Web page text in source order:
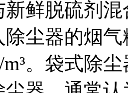
新鲜脱硫剂
除尘器的烟
m³。袋式除